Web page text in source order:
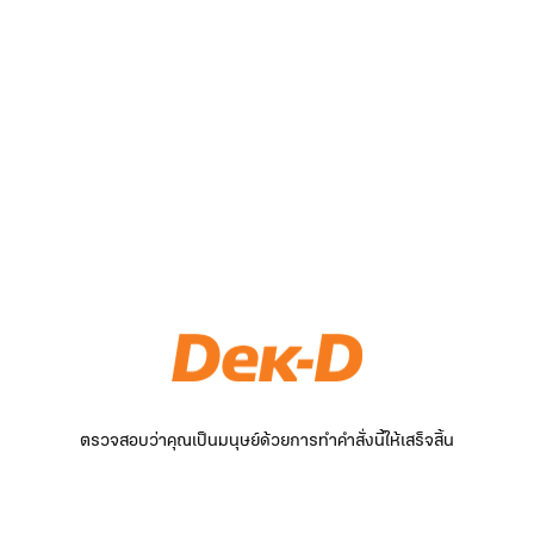
ตรวจสอบว่าคุณเป็นมนุษย์ด้วยการทำคำสั่งนี้ให้เสร็จสิ้น